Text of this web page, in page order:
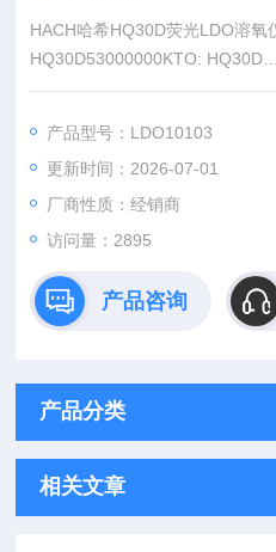
HACH哈希HQ30D荧光LDO溶氧
HQ30D53000000KTO: HQ30D
HQ30D53101000 HQD便携式PH仪，标准PH凝胶电极（1m 电
HQ30D53101101KTO: HQ30D,
HQD便携式PH仪，单通道双探
线） PHC101-01
产品型号：LDO10103
更新时间：2026-07-01
厂商性质：经销商
访问量：2895
产品咨询
产品分类
相关文章